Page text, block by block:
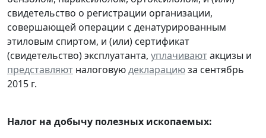
свидетельство о регистрации организации,
совершающей операции с денатурированным
этиловым спиртом, и (или) сертификат
(свидетельство) эксплуатанта, уплачиваютакцизы и
представляют налоговуюдекларациюза сентябрь
2015 г.
Налог на добычу полезных ископаемых: